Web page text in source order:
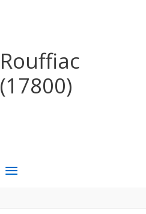
Rouffiac
(17800)
MENU